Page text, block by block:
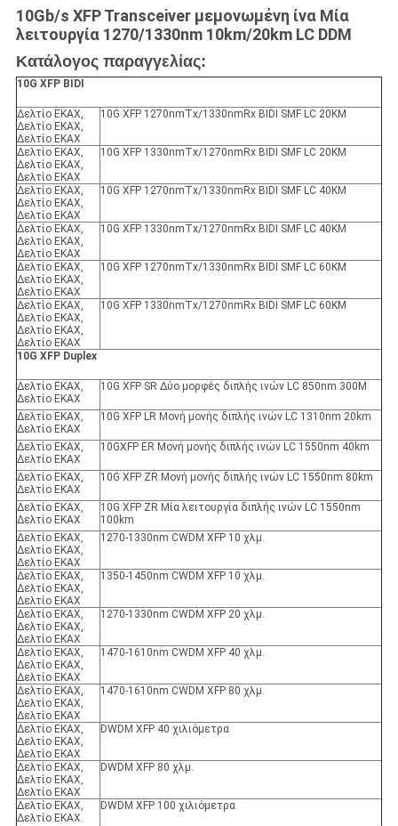
10Gb/s XFP Transceiver μεμονωμένη ίνα Μία
λειτουργία 1270/1330nm 10km/20km LC DDM
Κατάλογος παραγγελίας:
10G XFP BIDI
Δελτίο ΕΚΑΧ,
Δελτίο ΕΚΑΧ,
Δελτίο ΕΚΑΧ
10G XFP 1270nmTx/1330nmRx BIDI SMF LC 20KM
Δελτίο ΕΚΑΧ,
Δελτίο ΕΚΑΧ,
Δελτίο ΕΚΑΧ
10G XFP 1330nmTx/1270nmRx BIDI SMF LC 20KM
Δελτίο ΕΚΑΧ,
Δελτίο ΕΚΑΧ,
Δελτίο ΕΚΑΧ
10G XFP 1270nmTx/1330nmRx BIDI SMF LC 40KM
Δελτίο ΕΚΑΧ,
Δελτίο ΕΚΑΧ,
Δελτίο ΕΚΑΧ
10G XFP 1330nmTx/1270nmRx BIDI SMF LC 40KM
Δελτίο ΕΚΑΧ,
Δελτίο ΕΚΑΧ,
Δελτίο ΕΚΑΧ
10G XFP 1270nmTx/1330nmRx BIDI SMF LC 60KM
Δελτίο ΕΚΑΧ,
Δελτίο ΕΚΑΧ,
Δελτίο ΕΚΑΧ,
Δελτίο ΕΚΑΧ
10G XFP 1330nmTx/1270nmRx BIDI SMF LC 60KM
10G XFP Duplex
Δελτίο ΕΚΑΧ,
Δελτίο ΕΚΑΧ
10G XFP SR Δύο μορφές διπλής ινών LC 850nm 300M
Δελτίο ΕΚΑΧ,
Δελτίο ΕΚΑΧ
10G XFP LR Μονή μονής διπλής ινών LC 1310nm 20km
Δελτίο ΕΚΑΧ,
Δελτίο ΕΚΑΧ
10GXFP ER Μονή μονής διπλής ινών LC 1550nm 40km
Δελτίο ΕΚΑΧ,
Δελτίο ΕΚΑΧ
10G XFP ZR Μονή μονής διπλής ινών LC 1550nm 80km
Δελτίο ΕΚΑΧ,
Δελτίο ΕΚΑΧ
10G XFP ZR Μία λειτουργία διπλής ινών LC 1550nm
100km
Δελτίο ΕΚΑΧ,
Δελτίο ΕΚΑΧ,
Δελτίο ΕΚΑΧ
1270-1330nm CWDM XFP 10 χλμ.
Δελτίο ΕΚΑΧ,
Δελτίο ΕΚΑΧ,
Δελτίο ΕΚΑΧ
1350-1450nm CWDM XFP 10 χλμ.
Δελτίο ΕΚΑΧ,
Δελτίο ΕΚΑΧ,
Δελτίο ΕΚΑΧ
1270-1330nm CWDM XFP 20 χλμ.
Δελτίο ΕΚΑΧ,
Δελτίο ΕΚΑΧ,
Δελτίο ΕΚΑΧ
1470-1610nm CWDM XFP 40 χλμ.
Δελτίο ΕΚΑΧ,
Δελτίο ΕΚΑΧ,
Δελτίο ΕΚΑΧ
1470-1610nm CWDM XFP 80 χλμ.
Δελτίο ΕΚΑΧ,
Δελτίο ΕΚΑΧ,
Δελτίο ΕΚΑΧ
DWDM XFP 40 χιλιόμετρα
Δελτίο ΕΚΑΧ,
Δελτίο ΕΚΑΧ,
Δελτίο ΕΚΑΧ
DWDM XFP 80 χλμ.
Δελτίο ΕΚΑΧ,
Δελτίο ΕΚΑΧ.
DWDM XFP 100 χιλιόμετρα